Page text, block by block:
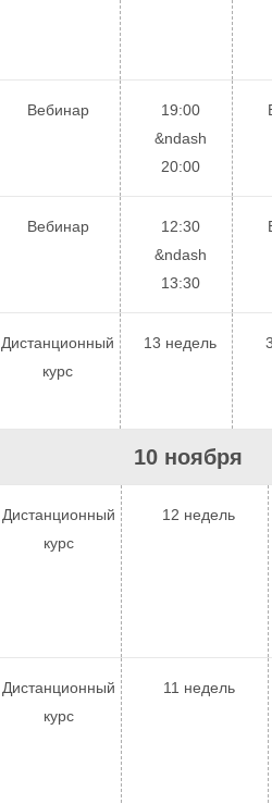
Вебинар
19:00
&ndash
20:00
Вебинар
12:30
&ndash
13:30
Дистанционный
курс
13 недель
10 ноября
Дистанционный
курс
12 недель
Дистанционный
курс
11 недель